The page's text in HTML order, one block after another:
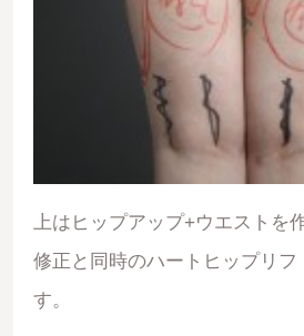
上はヒップアップ+ウエストを
修正と同時のハートヒップリフ
す。